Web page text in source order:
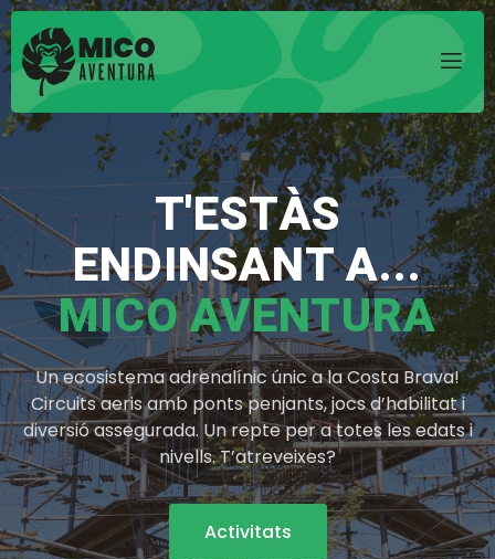
T'ESTÀS
ENDINSANT A...
MICO AVENTURA
Un ecosistema adrenalínic únic a la Costa Brava!
Circuits aeris amb ponts penjants, jocs d’habilitat i
diversió assegurada. Un repte per a totes les edats i
nivells. T’atreveixes?
Activitats